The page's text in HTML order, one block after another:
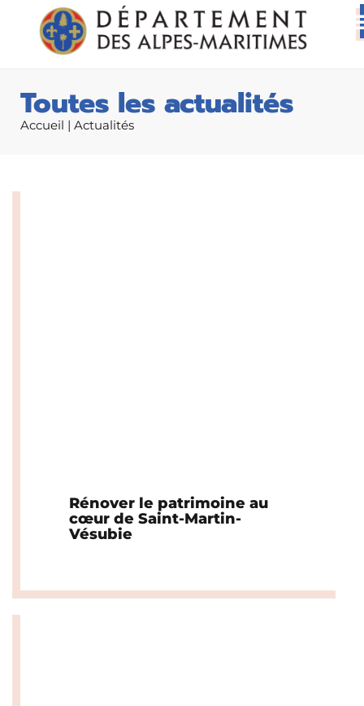
Toutes les actualités
Accueil | Actualités
Rénover le patrimoine au
cœur de Saint-Martin-
Vésubie